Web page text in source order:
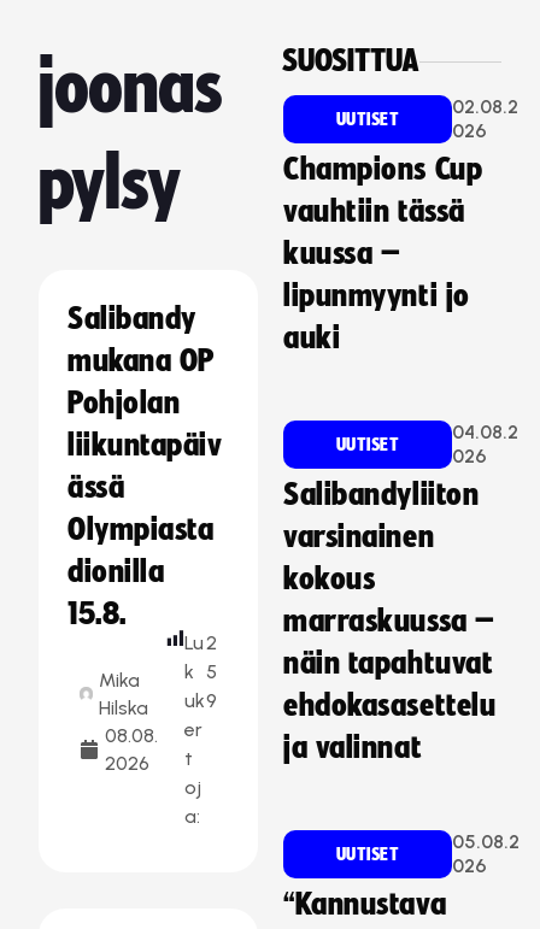
joonas
pylsy
Salibandy
mukana OP
Pohjolan
liikuntapäiv
ässä
Olympiasta
dionilla
15.8.
Mika
Hilska
08.08.
2026
Lu
k
uk
er
t
oj
a:
2
5
9
SUOSITTUA
UUTISET
02.08.2
026
Champions Cup
vauhtiin tässä
kuussa –
lipunmyynti jo
auki
UUTISET
04.08.2
026
Salibandyliiton
varsinainen
kokous
marraskuussa –
näin tapahtuvat
ehdokasasettelu
ja valinnat
UUTISET
05.08.2
026
“Kannustava